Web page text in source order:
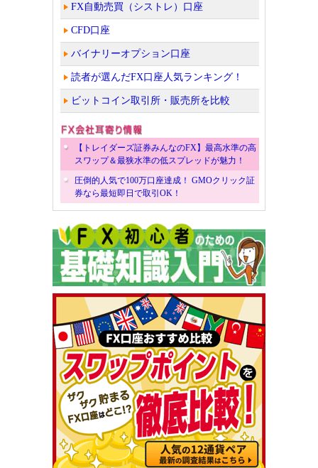
FX自動売買（シストレ）口座
CFD口座
バイナリーオプション口座
読者が選んだFX口座人気ランキング！
ビットコイン取引所・販売所を比較
【トレイダーズ証券みんなのFX】最高水準の高
スワップ＆最狭水準の低スプレッドが魅力！
圧倒的人気で100万口座達成！ GMOクリック証
券なら最短即日で取引OK！